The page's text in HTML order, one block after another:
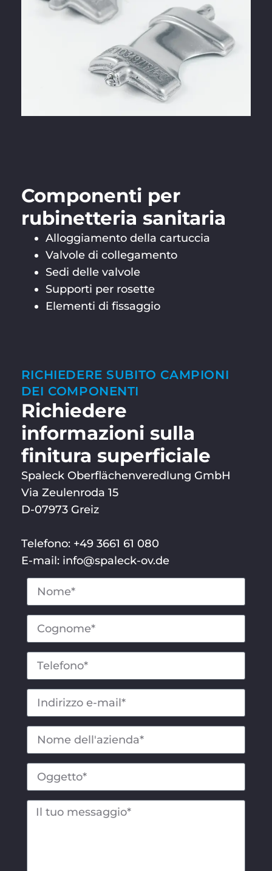
Componenti per
rubinetteria sanitaria
Alloggiamento della cartuccia
Valvole di collegamento
Sedi delle valvole
Supporti per rosette
Elementi di fissaggio
RICHIEDERE SUBITO CAMPIONI
DEI COMPONENTI
Richiedere
informazioni sulla
finitura superficiale
Spaleck Oberflächenveredlung GmbH
Via Zeulenroda 15
D-07973 Greiz
Telefono: +49 3661 61 080
E-mail: info@spaleck-ov.de